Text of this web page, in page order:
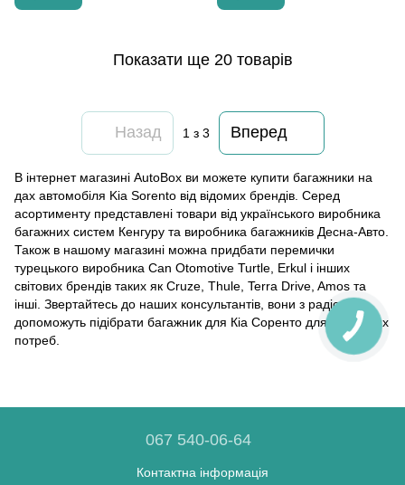
Показати ще 20 товарів
Назад 1 з 3 Вперед
В інтернет магазині AutoBox ви можете купити багажники на
дах автомобіля Kia Sorento від відомих брендів. Серед
асортименту представлені товари від українського виробника
багажних систем Кенгуру та виробника багажників Десна-Авто.
Також в нашому магазині можна придбати перемички
турецького виробника Can Otomotive Turtle, Erkul і інших
світових брендів таких як Cruze, Thule, Terra Drive, Amos та
інші. Звертайтесь до наших консультантів, вони з радістю
допоможуть підібрати багажник для Кіа Соренто для будь-яких
потреб.
067 540-06-64
Контактна інформація